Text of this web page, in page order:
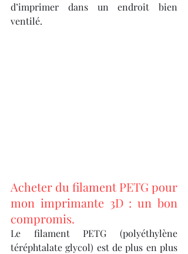
d’imprimer dans un endroit bien
ventilé.
Acheter du filament PETG pour
mon imprimante 3D : un bon
compromis.
Le filament PETG (polyéthylène
téréphtalate glycol) est de plus en plus